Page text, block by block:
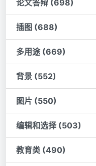
论文答辩 (698)
插图 (688)
多用途 (669)
背景 (552)
图片 (550)
编辑和选择 (503)
教育类 (490)